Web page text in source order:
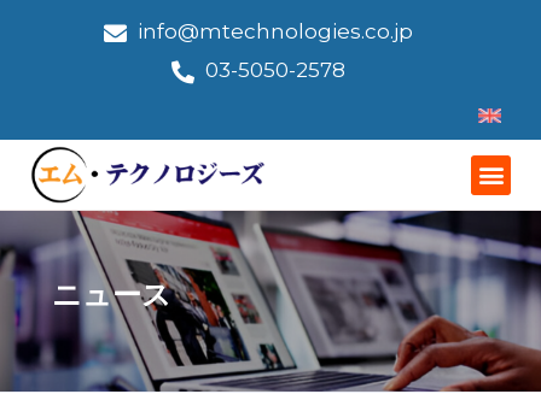
info@mtechnologies.co.jp
03-5050-2578
ニュース